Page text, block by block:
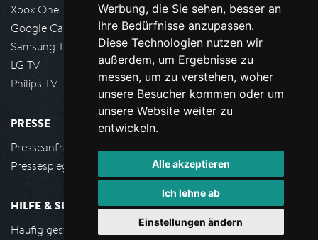
Werbung, die Sie sehen, besser an
Ihre Bedürfnisse anzupassen.
Diese Technologien nutzen wir
außerdem, um Ergebnisse zu
messen, um zu verstehen, woher
unsere Besucher kommen oder um
unsere Website weiter zu
entwickeln.
Alle akzeptieren
Ich lehne ab
Einstellungen ändern
Xbox One
Google Cast
Samsung TV
LG TV
Philips TV
PRESSE
Presseanfrage stellen
Pressespiegel
HILFE & SUPPORT
Häufig gestellte Fragen